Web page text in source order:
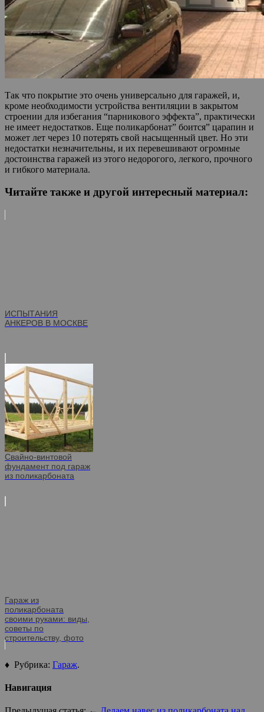
Так что покрытие это очень универсально для гаражей, и,
кроме необходимости устройства вентиляции в закрытом
строении для избегания “парникового эффекта”, практически
не имеет недостатков. Еще поликарбонат” боится” царапин и
может лет через 10 потерять свой насыщенный цвет. Но эти
недостатки незначительны, и их перевешивают огромные
достоинства гаражей из этого недорогого, легкого, прочного
и гибкого материала.
Читайте также и другой интересный материал:
ИСПЫТАНИЯ
АНКЕРОВ В МОСКВЕ
Свайно-винтовой
фундамент под гараж
из поликарбоната
Гараж из
поликарбоната
своими руками: виды,
советы по
строительству, фото
♦ Рубрика: Гараж.
Навигация